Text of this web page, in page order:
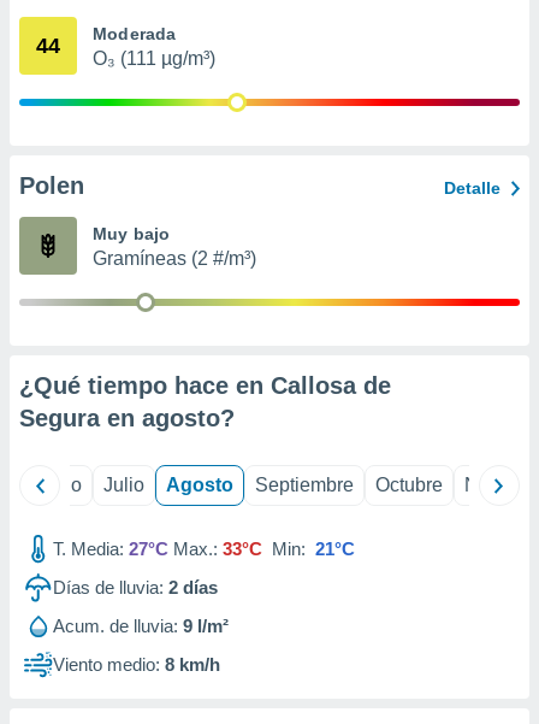
mediante
publicidad
de
44 Moderada
O₃ (111 µg/m³)
Polen Detalle
Muy bajo
Gramíneas (2 #/m³)
¿Qué tiempo hace en Callosa de
Segura en agosto?
Junio Julio Agosto Septiembre Octubre
T. Media: 27°C Max.: 33°C Min: 21°C
Días de lluvia: 2 días
Acum. de lluvia: 9 l/m²
Viento medio: 8 km/h